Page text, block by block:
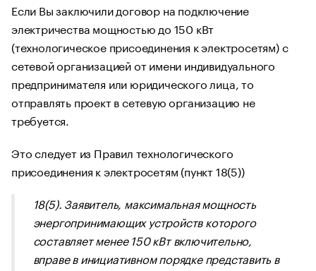
Если Вы заключили договор на подключение
электричества мощностью до 150 кВт
(технологическое присоединения к электросетям) с
сетевой организацией от имени индивидуального
предпринимателя или юридического лица, то
отправлять проект в сетевую организацию не
требуется.
Это следует из Правил технологического
присоединения к электросетям (пункт 18(5))
18(5). Заявитель, максимальная мощность
энергопринимающих устройств которого
составляет менее 150 кВт включительно,
вправе в инициативном порядке представить в